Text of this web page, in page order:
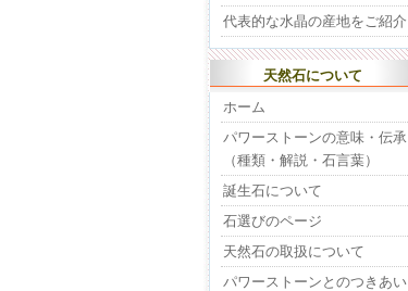
代表的な水晶の産地をご紹介
天然石について
ホーム
パワーストーンの意味・伝承
（種類・解説・石言葉）
誕生石について
石選びのページ
天然石の取扱について
パワーストーンとのつきあい